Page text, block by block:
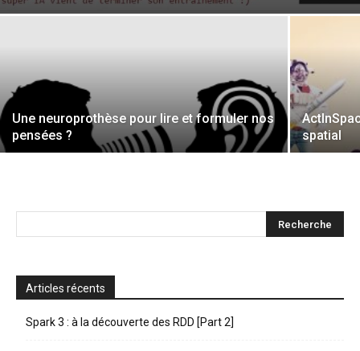
Une neuroprothèse pour lire et formuler nos
pensées ?
spatial
Articles récents
Spark 3 : à la découverte des RDD [Part 2]